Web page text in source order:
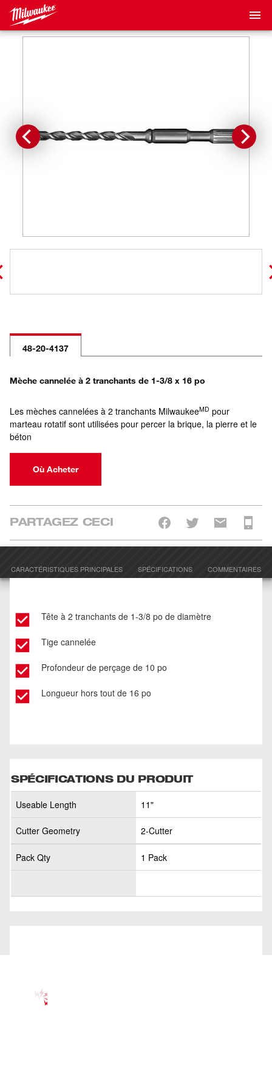
48-20-4137
Mèche cannelée à 2 tranchants de 1-3/8 x 16 po
Les mèches cannelées à 2 tranchants MilwaukeeMD pour
marteau rotatif sont utilisées pour percer la brique, la pierre et le
béton
Où Acheter
PARTAGEZ CECI
CARACTÉRISTIQUES PRINCIPALES SPÉCIFICATIONS COMMENTAIRES
Tête à 2 tranchants de 1-3/8 po de diamètre
Tige cannelée
Profondeur de perçage de 10 po
Longueur hors tout de 16 po
SPÉCIFICATIONS DU PRODUIT
Useable Length 11"
Cutter Geometry 2-Cutter
Pack Qty 1 Pack